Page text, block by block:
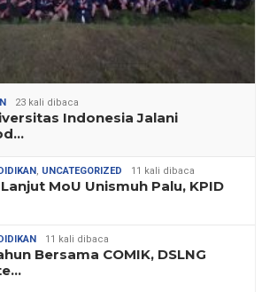
23 kali dibaca
Indonesia Jalani
, UNCATEGORIZED 11 kali dibaca
MoU Unismuh Palu, KPID
11 kali dibaca
Bersama COMIK, DSLNG